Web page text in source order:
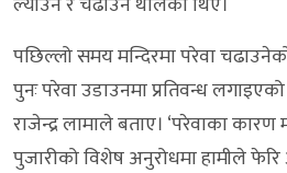
पछिल्लो समय मन्दिरमा परेवा
पुनः परेवा उडाउनमा प्रतिवन्ध
राजेन्द्र लामाले बताए। ‘परेवाका कारण
पुजारीको विशेष अनुरोधमा हामीले